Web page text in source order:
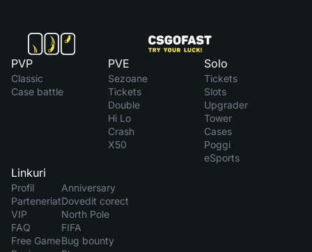
PVP
Classic
Case battle
PVE
Sezoane
Tickets
Double
Hi Lo
Crash
X50
Solo
Tickets
Slots
Upgrader
Tower
Cases
Poggi
eSports
Linkuri
Profil
Parteneriat
VIP
FAQ
Free Game
Anniversary
Dovedit corect
North Pole
FIFA
Bug bounty